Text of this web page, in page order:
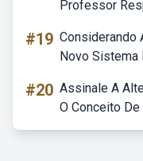
Professor
#19 Considerando
Novo Sistema
#20 Assinale A
O Conceito